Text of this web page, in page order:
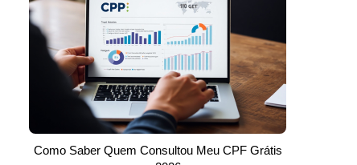
Como Saber Quem Consultou Meu CPF Grátis